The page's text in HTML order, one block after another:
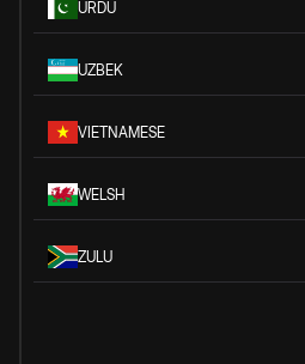
URDU
UZBEK
VIETNAMESE
WELSH
ZULU